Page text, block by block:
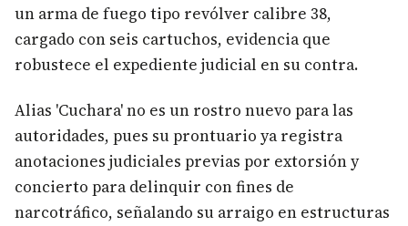
un arma de fuego tipo revólver calibre 38,
cargado con seis cartuchos, evidencia que
robustece el expediente judicial en su contra.
Alias 'Cuchara' no es un rostro nuevo para las
autoridades, pues su prontuario ya registra
anotaciones judiciales previas por extorsión y
concierto para delinquir con fines de
narcotráfico, señalando su arraigo en estructuras